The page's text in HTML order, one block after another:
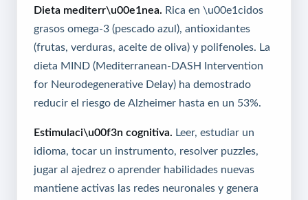
Dieta mediterr\u00e1nea.
Rica en \u00e1cidos
grasos omega-3 (pescado azul), antioxidantes
(frutas, verduras, aceite de oliva) y polifenoles. La
dieta MIND (Mediterranean-DASH Intervention
for Neurodegenerative Delay) ha demostrado
reducir el riesgo de Alzheimer hasta en un 53%.
Estimulaci\u00f3n cognitiva.
Leer, estudiar un
idioma, tocar un instrumento, resolver puzzles,
jugar al ajedrez o aprender habilidades nuevas
mantiene activas las redes neuronales y genera